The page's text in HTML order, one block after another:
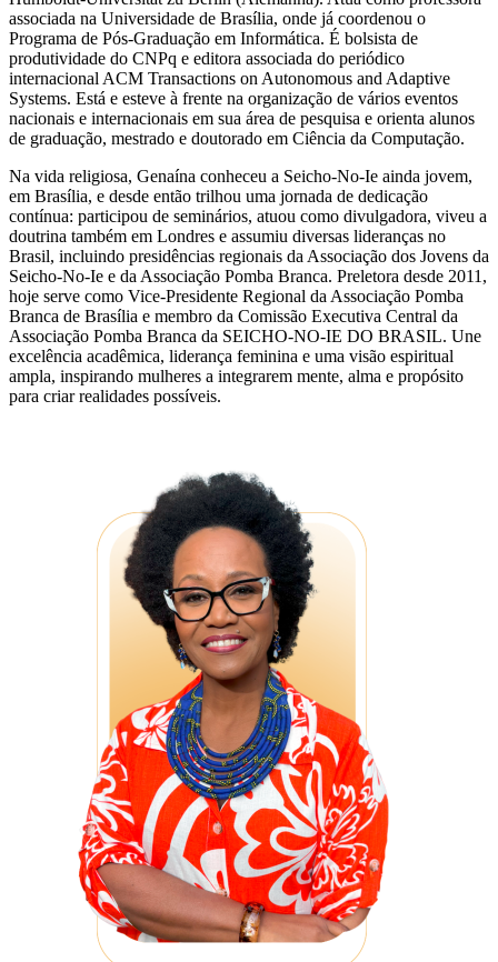
associada na Universidade de Brasília, onde já coordenou o
Programa de Pós-Graduação em Informática. É bolsista de
produtividade do CNPq e editora associada do periódico
internacional ACM Transactions on Autonomous and Adaptive
Systems. Está e esteve à frente na organização de vários eventos
nacionais e internacionais em sua área de pesquisa e orienta alunos
de graduação, mestrado e doutorado em Ciência da Computação.
Na vida religiosa, Genaína conheceu a Seicho-No-Ie ainda jovem,
em Brasília, e desde então trilhou uma jornada de dedicação
contínua: participou de seminários, atuou como divulgadora, viveu a
doutrina também em Londres e assumiu diversas lideranças no
Brasil, incluindo presidências regionais da Associação dos Jovens da
Seicho-No-Ie e da Associação Pomba Branca. Preletora desde 2011,
hoje serve como Vice-Presidente Regional da Associação Pomba
Branca de Brasília e membro da Comissão Executiva Central da
Associação Pomba Branca da SEICHO-NO-IE DO BRASIL. Une
excelência acadêmica, liderança feminina e uma visão espiritual
ampla, inspirando mulheres a integrarem mente, alma e propósito
para criar realidades possíveis.